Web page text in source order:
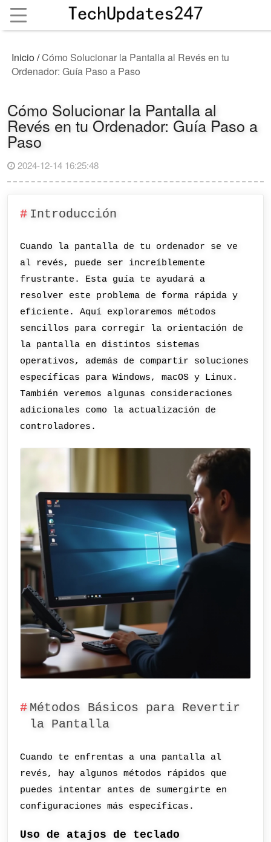
Inicio/Cómo Solucionar la Pantalla al Revés en tu
Ordenador: Guía Paso a Paso
Cómo Solucionar la Pantalla al
Revés en tu Ordenador: Guía Paso a
Paso
2024-12-14 16:25:48
Introducción
Cuando la pantalla de tu ordenador se ve
al revés, puede ser increíblemente
frustrante. Esta guía te ayudará a
resolver este problema de forma rápida y
eficiente. Aquí exploraremos métodos
sencillos para corregir la orientación de
la pantalla en distintos sistemas
operativos, además de compartir soluciones
específicas para Windows, macOS y Linux.
También veremos algunas consideraciones
adicionales como la actualización de
controladores.
Métodos Básicos para Revertir
la Pantalla
Cuando te enfrentas a una pantalla al
revés, hay algunos métodos rápidos que
puedes intentar antes de sumergirte en
configuraciones más específicas.
Uso de atajos de teclado